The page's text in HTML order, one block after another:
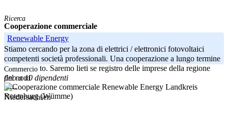
Ricerca
Cooperazione commerciale
Renewable Energy
Stiamo cercando per la zona di elettrici / elettronici fotovoltaici
competenti società professionali. Una cooperazione a lungo termine
sarà richiesto. Saremo lieti se registro delle imprese della regione
del nord
-----
Niedersachsen
Commercio
fino a 10 dipendenti
Landkreis
Rotenburg (Wümme)